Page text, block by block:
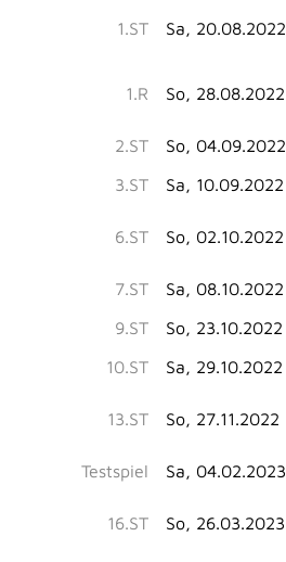
1.ST Sa, 20.08.2022
1.R So, 28.08.2022
2.ST So, 04.09.2022
3.ST
Sa, 10.09.2022
6.ST So, 02.10.2022
7.ST Sa, 08.10.2022
9.ST
So, 23.10.2022
10.ST
Sa, 29.10.2022
13.ST So, 27.11.2022
Testspiel Sa, 04.02.2023
16.ST So, 26.03.2023